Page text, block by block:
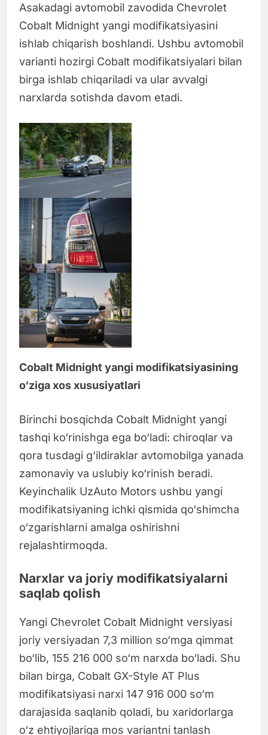
Asakadagi avtomobil zavodida Chevrolet
Cobalt Midnight yangi modifikatsiyasini
ishlab chiqarish boshlandi. Ushbu avtomobil
varianti hozirgi Cobalt modifikatsiyalari bilan
birga ishlab chiqariladi va ular avvalgi
narxlarda sotishda davom etadi.
Cobalt Midnight yangi modifikatsiyasining
o‘ziga xos xususiyatlari
Birinchi bosqichda Cobalt Midnight yangi
tashqi ko‘rinishga ega bo‘ladi: chiroqlar va
qora tusdagi g‘ildiraklar avtomobilga yanada
zamonaviy va uslubiy ko‘rinish beradi.
Keyinchalik UzAuto Motors ushbu yangi
modifikatsiyaning ichki qismida qo‘shimcha
o‘zgarishlarni amalga oshirishni
rejalashtirmoqda.
Narxlar va joriy modifikatsiyalarni
saqlab qolish
Yangi Chevrolet Cobalt Midnight versiyasi
joriy versiyadan 7,3 million so‘mga qimmat
bo‘lib, 155 216 000 so‘m narxda bo‘ladi. Shu
bilan birga, Cobalt GX-Style AT Plus
modifikatsiyasi narxi 147 916 000 so‘m
darajasida saqlanib qoladi, bu xaridorlarga
o‘z ehtiyojlariga mos variantni tanlash